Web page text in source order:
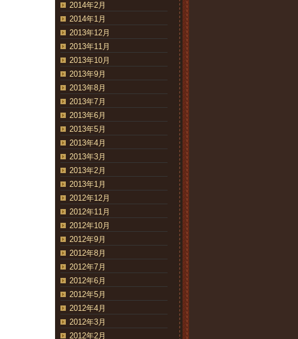
2014年2月
2014年1月
2013年12月
2013年11月
2013年10月
2013年9月
2013年8月
2013年7月
2013年6月
2013年5月
2013年4月
2013年3月
2013年2月
2013年1月
2012年12月
2012年11月
2012年10月
2012年9月
2012年8月
2012年7月
2012年6月
2012年5月
2012年4月
2012年3月
2012年2月